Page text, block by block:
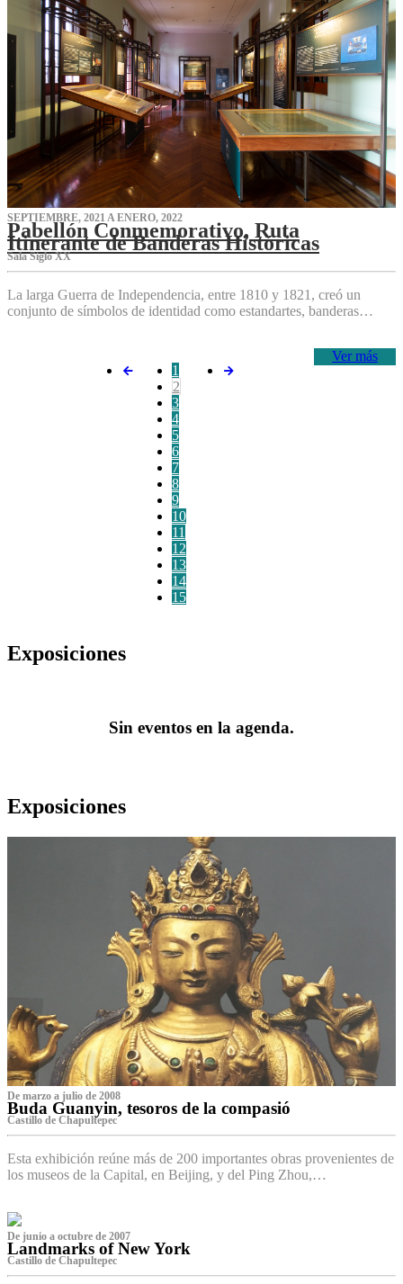
SEPTIEMBRE, 2021 A ENERO, 2022
Pabellón Conmemorativo, Ruta
Itinerante de Banderas Históricas
Sala Siglo XX
La larga Guerra de Independencia, entre 1810 y 1821, creó un
conjunto de símbolos de identidad como estandartes, banderas…
Ver más
1
2
3
4
5
6
7
8
9
10
11
12
13
14
15
Exposiciones
Sin eventos en la agenda.
Exposiciones
De marzo a julio de 2008
Buda Guanyin, tesoros de la compasió
Castillo de Chapultepec
Esta exhibición reúne más de 200 importantes obras provenientes de
los museos de la Capital, en Beijing, y del Ping Zhou,…
De junio a octubre de 2007
Landmarks of New York
Castillo de Chapultepec